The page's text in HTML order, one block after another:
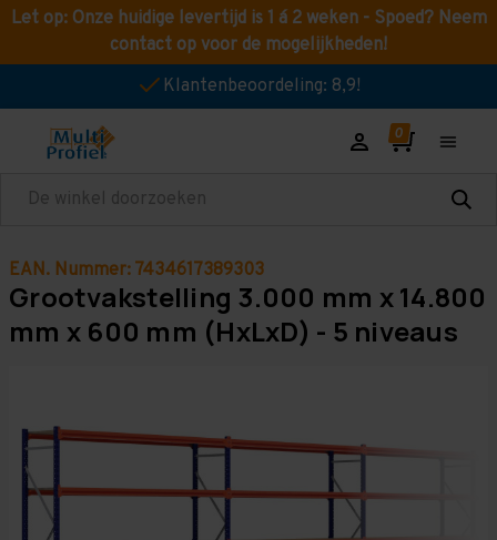
Let op: Onze huidige levertijd is 1 á 2 weken - Spoed? Neem
contact op voor de mogelijkheden!
Klantenbeoordeling: 8,9!
Zoeken
EAN. Nummer: 7434617389303
Grootvakstelling 3.000 mm x 14.800
mm x 600 mm (HxLxD) - 5 niveaus